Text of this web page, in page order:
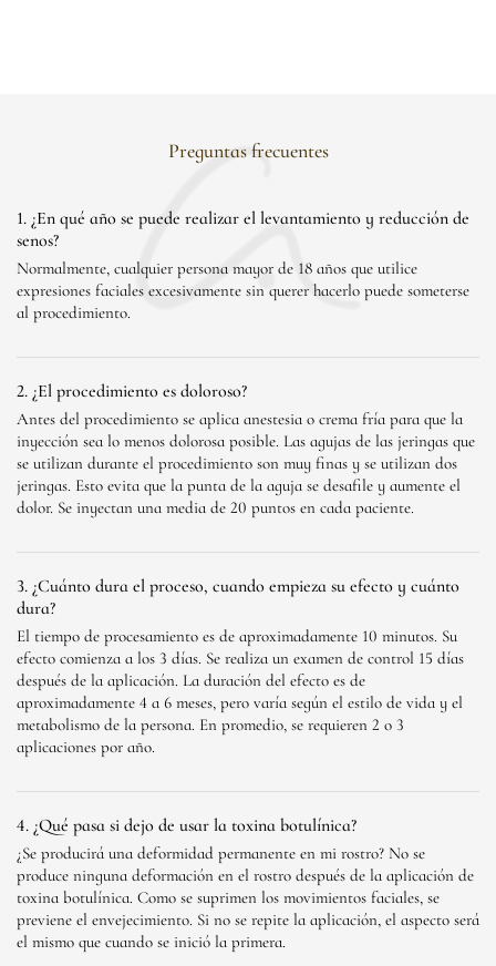
Preguntas frecuentes
1. ¿En qué año se puede realizar el levantamiento y reducción de
senos?
Normalmente, cualquier persona mayor de 18 años que utilice
expresiones faciales excesivamente sin querer hacerlo puede someterse
al procedimiento.
2. ¿El procedimiento es doloroso?
Antes del procedimiento se aplica anestesia o crema fría para que la
inyección sea lo menos dolorosa posible. Las agujas de las jeringas que
se utilizan durante el procedimiento son muy finas y se utilizan dos
jeringas. Esto evita que la punta de la aguja se desafile y aumente el
dolor. Se inyectan una media de 20 puntos en cada paciente.
3. ¿Cuánto dura el proceso, cuando empieza su efecto y cuánto
dura?
El tiempo de procesamiento es de aproximadamente 10 minutos. Su
efecto comienza a los 3 días. Se realiza un examen de control 15 días
después de la aplicación. La duración del efecto es de
aproximadamente 4 a 6 meses, pero varía según el estilo de vida y el
metabolismo de la persona. En promedio, se requieren 2 o 3
aplicaciones por año.
4. ¿Qué pasa si dejo de usar la toxina botulínica?
¿Se producirá una deformidad permanente en mi rostro? No se
produce ninguna deformación en el rostro después de la aplicación de
toxina botulínica. Como se suprimen los movimientos faciales, se
previene el envejecimiento. Si no se repite la aplicación, el aspecto será
el mismo que cuando se inició la primera.